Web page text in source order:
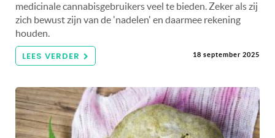
medicinale cannabisgebruikers veel te bieden. Zeker als zij
zich bewust zijn van de 'nadelen' en daarmee rekening
houden.
LEES VERDER 18 september 2025